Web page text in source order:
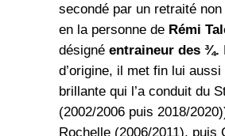
secondé par un retraité
en la personne de Rémi
désigné entraineur des ¾.
d’origine, il met fin lui
brillante qui l’a conduit du
(2002/2006 puis 2018/
Rochelle (2006/2011), puis